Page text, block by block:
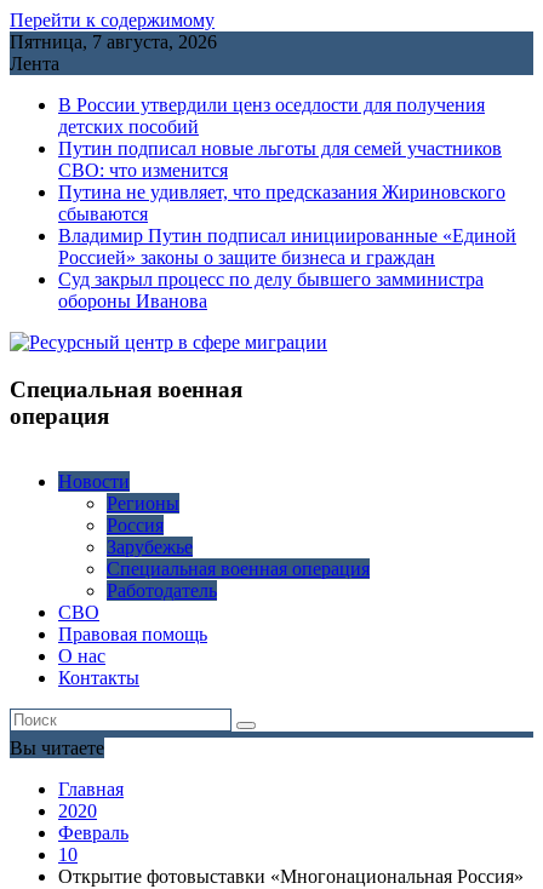
Перейти к содержимому
Пятница, 7 августа, 2026
Лента
В России утвердили ценз оседлости для получения
детских пособий
Путин подписал новые льготы для семей участников
СВО: что изменится
Путина не удивляет, что предсказания Жириновского
сбываются
Владимир Путин подписал инициированные «Единой
Россией» законы о защите бизнеса и граждан
Cуд закрыл процесс по делу бывшего замминистра
обороны Иванова
Специальная военная
операция
Новости
Регионы
Россия
Зарубежье
Специальная военная операция
Работодатель
СВО
Правовая помощь
О нас
Контакты
Вы читаете
Главная
2020
Февраль
10
Открытие фотовыставки «Многонациональная Россия»